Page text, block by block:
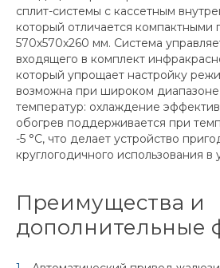
сплит-системы с кассетным
который отличается компактными
570х570х260 мм. Система
входящего в комплект
который упрощает настройку
возможна при широком
температур: охлаждение
обогрев поддерживается при
-5 °C, что делает устройство
круглогодичного использования
Преимущества и
дополнительные